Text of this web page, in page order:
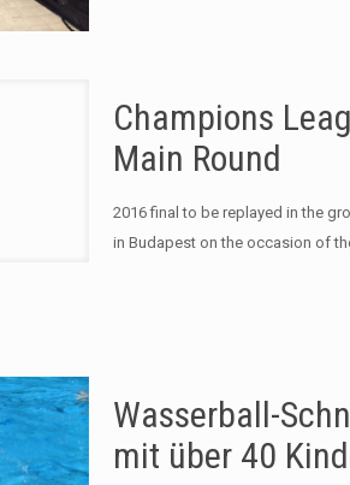
Champions
Main Round
2016 final to be replayed in the
in Budapest on the occasion of
Wasserball-
mit über 40